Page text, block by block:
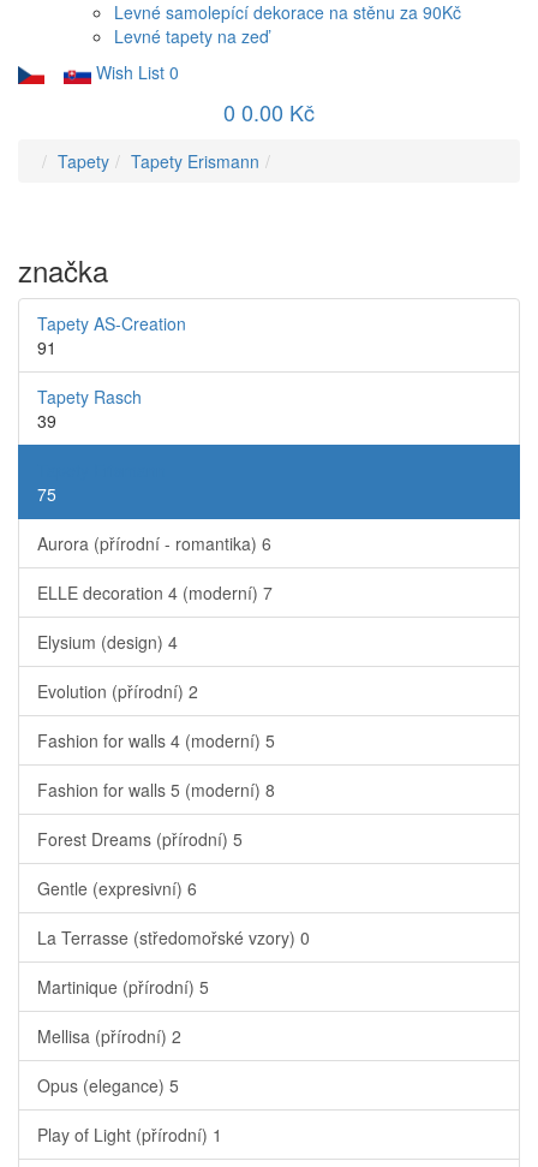
Levné samolepící dekorace na stěnu za 90Kč
Levné tapety na zeď
Wish List 0
0 0.00 Kč
Tapety Tapety Erismann
značka
Tapety AS-Creation
91
Tapety Rasch
39
75
Aurora (přírodní - romantika) 6
ELLE decoration 4 (moderní) 7
Elysium (design) 4
Evolution (přírodní) 2
Fashion for walls 4 (moderní) 5
Fashion for walls 5 (moderní) 8
Forest Dreams (přírodní) 5
Gentle (expresivní) 6
La Terrasse (středomořské vzory) 0
Martinique (přírodní) 5
Mellisa (přírodní) 2
Opus (elegance) 5
Play of Light (přírodní) 1